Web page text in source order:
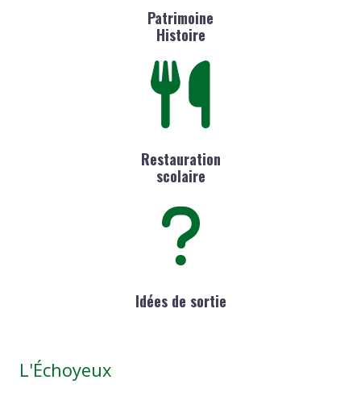
Patrimoine
Histoire
Restauration
scolaire
Idées de sortie
L'Échoyeux